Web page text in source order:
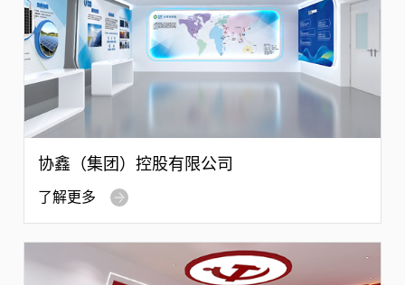
协鑫（集团）控股有限公司
了解更多